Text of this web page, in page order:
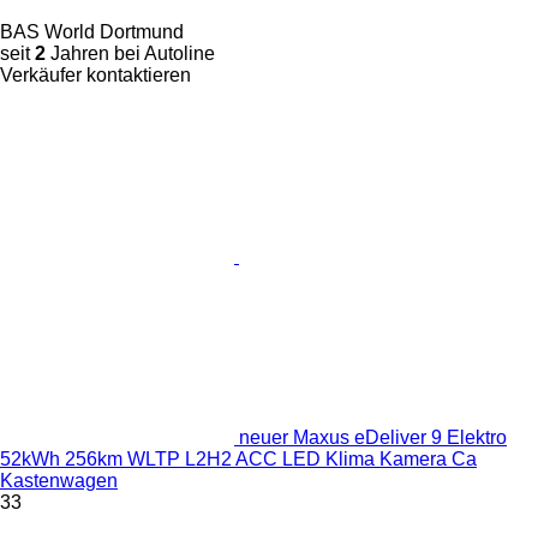
BAS World Dortmund
seit2 Jahren bei Autoline
Verkäufer kontaktieren
neuer Maxus eDeliver 9 Elektro
52kWh 256km WLTP L2H2 ACC LED Klima Kamera Ca
Kastenwagen
33